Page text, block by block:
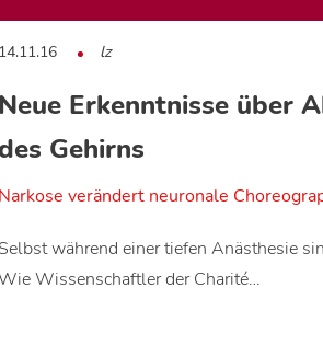
14.11.16 lz
Neue Erkenntnisse über
Gehirns
Narkose verändert neuronale
Selbst während einer tiefen Anästhesie
Wissenschaftler der Charité…